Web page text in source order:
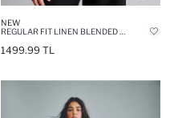
NEW
1499.99 TL